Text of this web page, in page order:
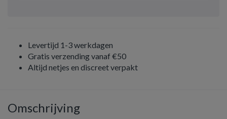
Levertijd 1-3 werkdagen
Gratis verzending vanaf €50
Altijd netjes en discreet verpakt
Omschrijving